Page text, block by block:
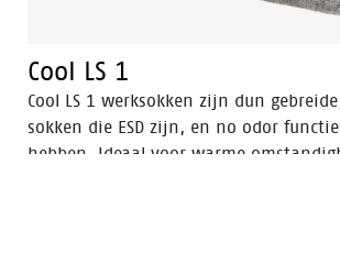
Cool LS 1
Cool LS 1 werksokken zijn dun
sokken die ESD zijn, en no odor
hebben. Ideaal voor warme